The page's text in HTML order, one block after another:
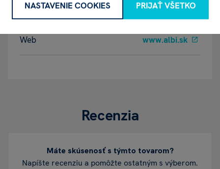
Kontakt albi@albi.sk +421908720000
Web www.albi.sk
Recenzia
Máte skúsenosť s týmto tovarom?
Napíšte recenziu a pomôžte ostatným s výberom.
NASTAVENIE COOKIES PRIJAŤ VŠETKO